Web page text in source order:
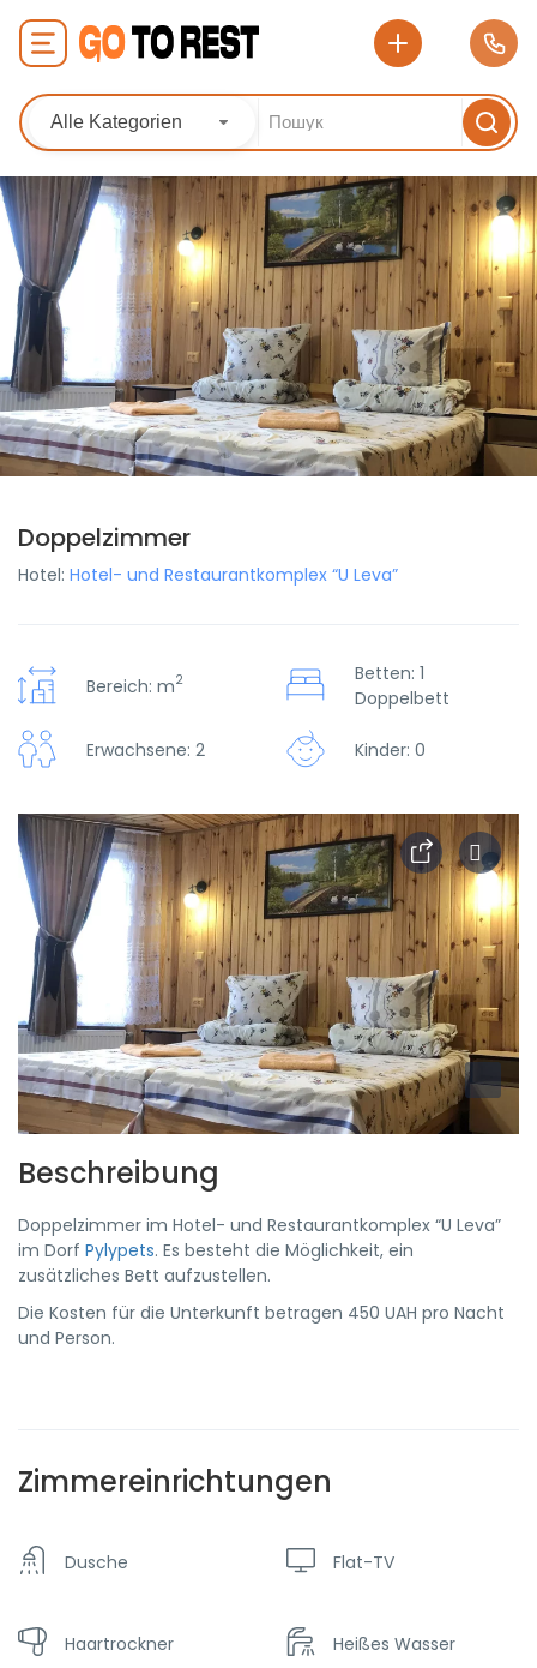
Alle Kategorien
Doppelzimmer
Hotel: Hotel- und Restaurantkomplex “U Leva”
Bereich: m2
Betten: 1
Doppelbett
Erwachsene: 2 Kinder: 0
Beschreibung
Doppelzimmer im Hotel- und Restaurantkomplex “U Leva”
im Dorf Pylypets. Es besteht die Möglichkeit, ein
zusätzliches Bett aufzustellen.
Die Kosten für die Unterkunft betragen 450 UAH pro Nacht
und Person.
Zimmereinrichtungen
Dusche Flat-TV
Haartrockner Heißes Wasser